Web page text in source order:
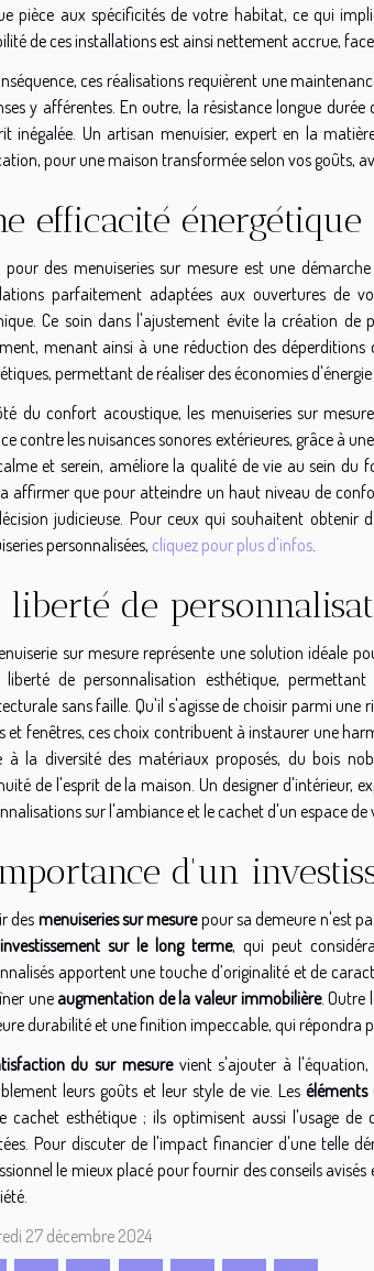
pièce aux spécificités de votre habitat, ce qui
de ces installations est ainsi nettement accrue,
ces réalisations requièrent une
y afférentes. En outre, la résistance longue
inégalée. Un artisan menuisier, expert en la
pour une maison transformée selon vos goûts,
efficacité énergétique
pour des menuiseries sur mesure est une
parfaitement adaptées aux ouvertures de
Ce soin dans l'ajustement évite la création
menant ainsi à une réduction des
permettant de réaliser des économies d'énergie
du confort acoustique, les menuiseries sur
contre les nuisances sonores extérieures, grâce à
et serein, améliore la qualité de vie au sein du
affirmer que pour atteindre un haut niveau de
judicieuse. Pour ceux qui souhaitent
personnalisées, cliquez pour plus d'infos
liberté de
sur mesure représente une solution idéale
liberté de personnalisation esthétique,
sans faille. Qu'il s'agisse de choisir parmi
et fenêtres, ces choix contribuent à instaurer une
à la diversité des matériaux proposés, du bois
de l'esprit de la maison. Un designer d'intérieur,
sur l'ambiance et le cachet d'un espace de
d'un
des menuiseries sur mesurepour sa demeure n'est
investissement sur le long terme, qui peut
apportent une touche d’originalité et de
une augmentation de la valeur immobilière. Outre
durabilité et une finition impeccable, qui répondra
du sur mesurevient s'ajouter à l'équation,
leurs goûts et leur style de vie. Les éléments
cachet esthétique ; ils optimisent aussi l'usage
Pour discuter de l'impact financier d'une telle
le mieux placé pour fournir des conseils
27 décembre 2024